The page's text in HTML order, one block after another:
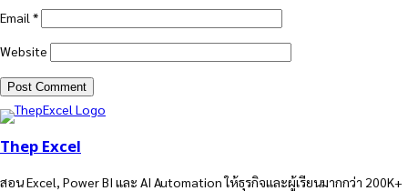
Email *
Website
Thep Excel
สอน Excel, Power BI และ AI Automation ให้ธุรกิจและผู้เรียนมากกว่า 200K+